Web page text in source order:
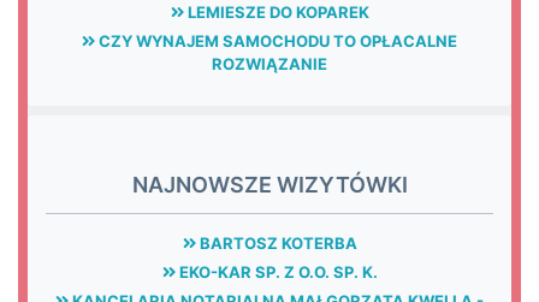
LEMIESZE DO KOPAREK
CZY WYNAJEM SAMOCHODU TO OPŁACALNE
ROZWIĄZANIE
NAJNOWSZE WIZYTÓWKI
BARTOSZ KOTERBA
EKO-KAR SP. Z O.O. SP. K.